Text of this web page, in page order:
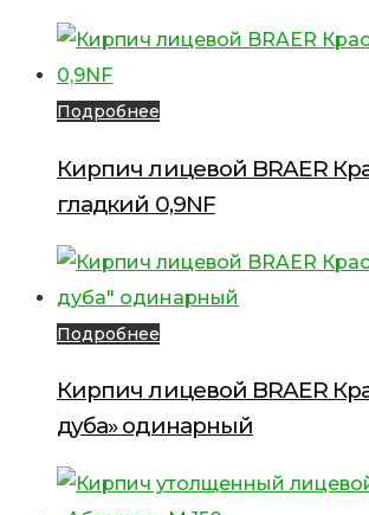
Подробнее
Кирпич лицевой BRAER
гладкий 0,9NF
Подробнее
Кирпич лицевой BRAER
дуба» одинарный